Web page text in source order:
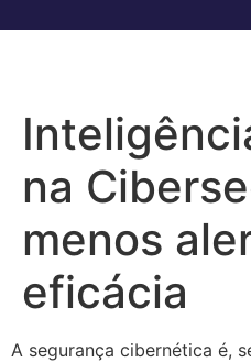
na
menos
eficácia
A segurança cibernética é,